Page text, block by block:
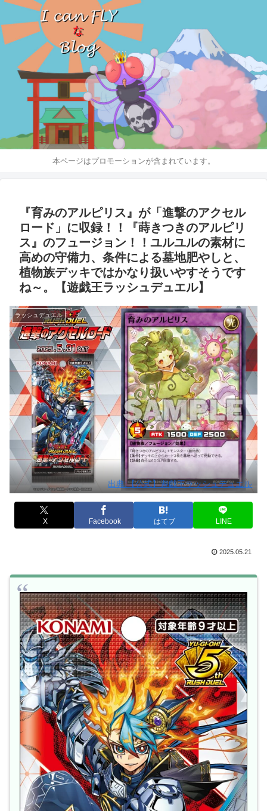
本ページはプロモーションが含まれています。
『育みのアルピリス』が「進撃のアクセル
ロード」に収録！！『蒔きつきのアルピリ
ス』のフュージョン！！ユルユルの素材に
高めの守備力、条件による墓地肥やしと、
植物族デッキではかなり扱いやすそうです
ね～。【遊戯王ラッシュデュエル】
ラッシュデュエル
出典:【公式】遊戯王ラッシュデュエル
X Facebook はてブ LINE
2025.05.21